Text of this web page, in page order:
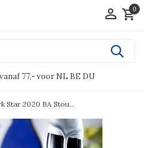
0
77,- voor NL BE DU
Star 2020 BA Stou...